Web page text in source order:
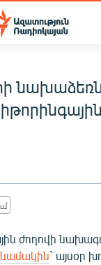
ժողովի
` այսօր